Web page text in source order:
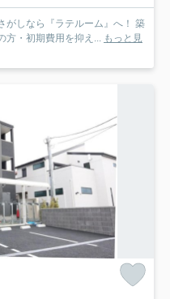
がしなら『ラテルーム』へ！ 築
方・初期費用を抑え... もっと見